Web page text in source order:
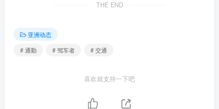
THE END
亚洲动态
# 通勤
# 驾车者 # 交通
喜欢就支持一下吧